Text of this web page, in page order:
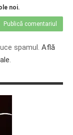
noi.
spamul. Află
.